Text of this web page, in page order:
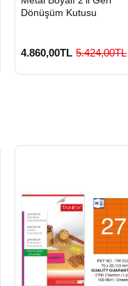
Dönüşüm Kutusu
4.860,00TL 5.424,00TL